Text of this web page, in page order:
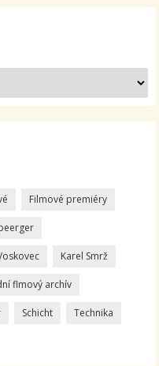
Filmové premiéry
Karel Smrž
flmový archív
Schicht Technika